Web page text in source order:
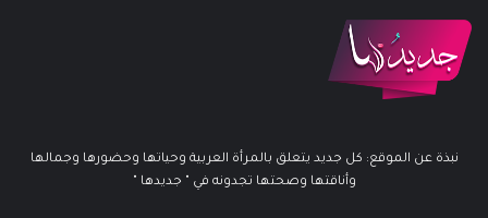
نبذة عن الموقع: كل جديد يتعلق بالمرأة العربية وحياتها وحضورها وجمالها
وأناقتها وصحتها تجدونه في " جديدها "